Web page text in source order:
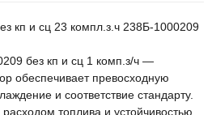
кп и сц 23 компл.з.ч 238Б-1000209
без кп и сц 1 комп.з/ч —
обеспечивает превосходную
и соответствие стандарту.
топлива и устойчивостью